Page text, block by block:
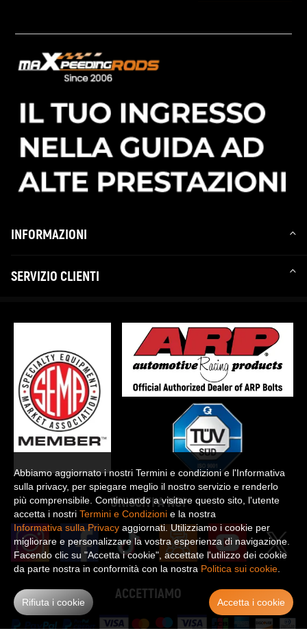
INFORMAZIONI
SERVIZIO CLIENTI
UNISCITI A NOI
ACCETTIAMO
Abbiamo aggiornato i nostri Termini e condizioni e l'Informativa
sulla privacy, per spiegare meglio il nostro servizio e renderlo
più comprensibile. Continuando a visitare questo sito, l'utente
accetta i nostri Termini e Condizioni e la nostra
Informativa sulla Privacy aggiornati. Utilizziamo i cookie per
migliorare e personalizzare la vostra esperienza di navigazione.
Facendo clic su "Accetta i cookie", accettate l'utilizzo dei cookie
da parte nostra in conformità con la nostra Politica sui cookie
Rifiuta i cookie Accetta i cookie